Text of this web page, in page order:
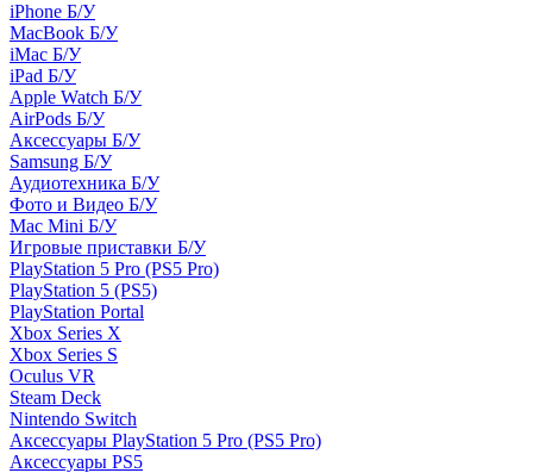
iPhone Б/У
MacBook Б/У
iMac Б/У
iPad Б/У
Apple Watch Б/У
AirPods Б/У
Аксессуары Б/У
Samsung Б/У
Аудиотехника Б/У
Фото и Видео Б/У
Mac Mini Б/У
Игровые приставки Б/У
PlayStation 5 Pro (PS5 Pro)
PlayStation 5 (PS5)
PlayStation Portal
Xbox Series X
Xbox Series S
Oculus VR
Steam Deck
Nintendo Switch
Аксессуары PlayStation 5 Pro (PS5 Pro)
Аксессуары PS5